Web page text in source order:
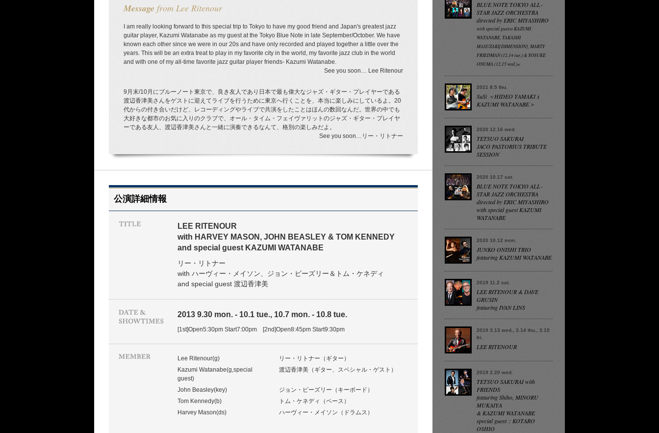
Message from Lee Ritenour
I am really looking forward to this special trip to Tokyo to have my good friend and Japan's greatest jazz
guitar player, Kazumi Watanabe as my guest at the Tokyo Blue Note in late September/October. We have
known each other since we were in our 20s and have only recorded and played together a little over the
years. This will be an extra treat to play in my favorite city in the world, my favorite jazz club in the world
and with one of my all-time favorite jazz guitar player friends- Kazumi Watanabe.
See you soon… Lee Ritenour
9月末/10月にブルーノート東京で、良き友人であり日本で最も偉大なジャズ・ギター・プレイヤーである
渡辺香津美さんをゲストに迎えてライブを行うために東京へ行くことを、本当に楽しみにしているよ。20
代からの付き合いだけど、レコーディングやライブで共演をしたことはほんの数回なんだ。世界の中でも
大好きな都市のお気に入りのクラブで、オール・タイム・フェイヴァリットのジャズ・ギター・プレイヤ
ーである友人、渡辺香津美さんと一緒に演奏できるなんて、格別の楽しみだよ。
See you soon…リー・リトナー
公演詳細情報
LEE RITENOUR
with HARVEY MASON, JOHN BEASLEY & TOM KENNEDY
and special guest KAZUMI WATANABE
リー・リトナー
with ハーヴィー・メイソン、ジョン・ビーズリー＆トム・ケネディ
and special guest 渡辺香津美
2013 9.30 mon. - 10.1 tue., 10.7 mon. - 10.8 tue.
[1st]Open5:30pm Start7:00pm [2nd]Open8:45pm Start9:30pm
Lee Ritenour(g)
リー・リトナー（ギター）
Kazumi Watanabe(g,special
guest)
渡辺香津美（ギター、スペシャル・ゲスト）
John Beasley(key)
ジョン・ビーズリー（キーボード）
Tom Kennedy(b)
トム・ケネディ（ベース）
Harvey Mason(ds)
ハーヴィー・メイソン（ドラムス）
BLUE NOTE TOKYO ALL-
STAR JAZZ ORCHESTRA
directed by ERIC MIYASHIRO
with special guests KAZUMI
WATANABE, TAKASHI
MASUZAKI[DIMENSION], MARTY
FRIEDMAN (12.14 tue.) & YOSUKE
ONUMA (12.15 wed.)<
2021 8.5 thu.
SuSi ＜HIDEO YAMAKI x
KAZUMI WATANABE＞
2020 12.16 wed.
TETSUO SAKURAI
JACO PASTORIUS TRIBUTE
SESSION
2020 10.17 sat.
BLUE NOTE TOKYO ALL-
STAR JAZZ ORCHESTRA
directed by ERIC MIYASHIRO
with special guest KAZUMI
WATANABE
2020 10.12 mon.
JUNKO ONISHI TRIO
featuring KAZUMI WATANABE
2019 11.2 sat.
LEE RITENOUR & DAVE
GRUSIN
featuring IVAN LINS
2019 3.13 wed., 3.14 thu., 3.15
fri.
LEE RITENOUR
2019 2.20 wed.
TETSUO SAKURAI with
FRIENDS
featuring Shiho, MINORU
MUKAIYA
& KAZUMI WATANABE
special guest：KOTARO
OSHIO